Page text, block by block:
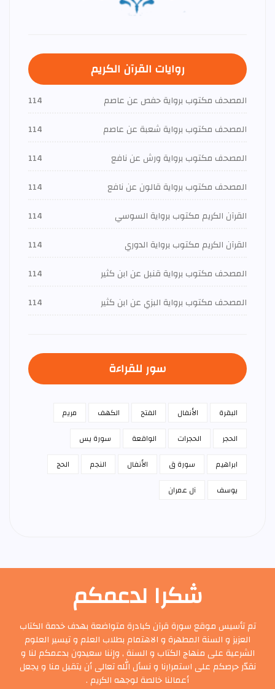
روايات القرآن الكريم
المصحف مكتوب برواية حفص عن عاصم
114
المصحف مكتوب برواية شعبة عن عاصم
114
المصحف مكتوب برواية ورش عن نافع
114
المصحف مكتوب برواية قالون عن نافع
114
القرآن الكريم مكتوب برواية السوسي
114
القرآن الكريم مكتوب برواية الدوري
114
المصحف مكتوب برواية قنبل عن ابن كثير
114
المصحف مكتوب برواية البزي عن ابن كثير
114
سور للقراءة
البقرة الأنفال الفتح الكهف
مريم
الحجر
الحجرات الواقعة
سورة يس
ابراهيم
سورة ق الأنفال النجم
الحج
يوسف
آل عمران
شكرا لدعمكم
تم تأسيس موقع سورة قرآن كبادرة متواضعة بهدف خدمة الكتاب
العزيز و السنة المطهرة و الاهتمام بطلاب العلم و تيسير العلوم
الشرعية على منهاج الكتاب و السنة , وإننا سعيدون بدعمكم لنا و
نقدّر حرصكم على استمرارنا و نسأل الله تعالى أن يتقبل منا و يجعل
أعمالنا خالصة لوجهه الكريم .